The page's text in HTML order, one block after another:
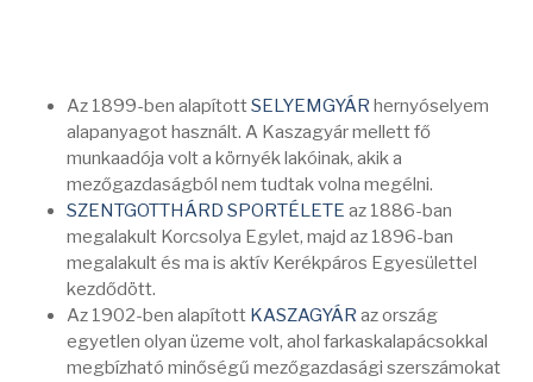
Az 1899-ben alapítottSELYEMGYÁR hernyóselyem
alapanyagot használt. A Kaszagyár mellett fő
munkaadója volt a környék lakóinak, akik a
mezőgazdaságból nem tudtak volna megélni.
SZENTGOTTHÁRD SPORTÉLETE az 1886-ban
megalakult Korcsolya Egylet, majd az 1896-ban
megalakult és ma is aktív Kerékpáros Egyesülettel
kezdődött.
Az 1902-ben alapított KASZAGYÁR az ország
egyetlen olyan üzeme volt, ahol farkaskalapácsokkal
megbízható minőségű mezőgazdasági szerszámokat